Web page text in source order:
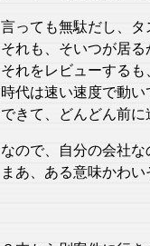
言っても無駄だし、
それも、そいつが居
それをレビューするも
時代は速い速度で動
できて、どんどん前に
なので、自分の会社
まあ、ある意味かわい